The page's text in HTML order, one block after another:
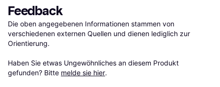
Feedback
Die oben angegebenen Informationen stammen von
verschiedenen externen Quellen und dienen lediglich zur
Orientierung.
Haben Sie etwas Ungewöhnliches an diesem Produkt
gefunden? Bitte melde sie hier.